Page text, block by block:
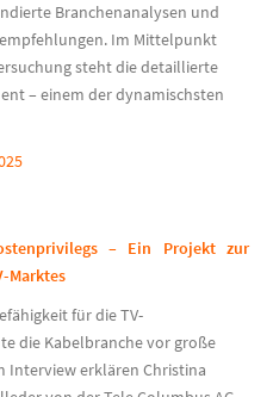
Branchenanalysen und
Im Mittelpunkt
steht die detaillierte
– einem der dynamischsten
– Ein Projekt zur
Marktes
für die TV-
die Kabelbranche vor große
Interview erklären Christina